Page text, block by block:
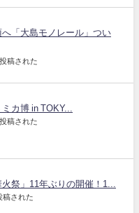
「大島モノレール」つい
稿された
カ博 in TOKY...
稿された
祭」11年ぶりの開催！1...
稿された